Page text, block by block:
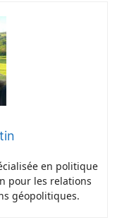
en politique
pour les relations
géopolitiques.